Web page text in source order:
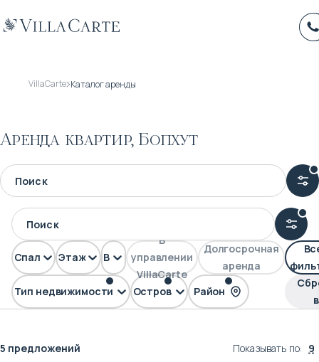
VillaCarte Каталог аренды
Аренда квартир, Бопхут
Тип недвижимости Остров Район
Спален Этажей Вид
В
управлении
VillaCarte
Долгосрочная
аренда
FLAT Самуи Бопхут
5 предложений Показывать по: 9